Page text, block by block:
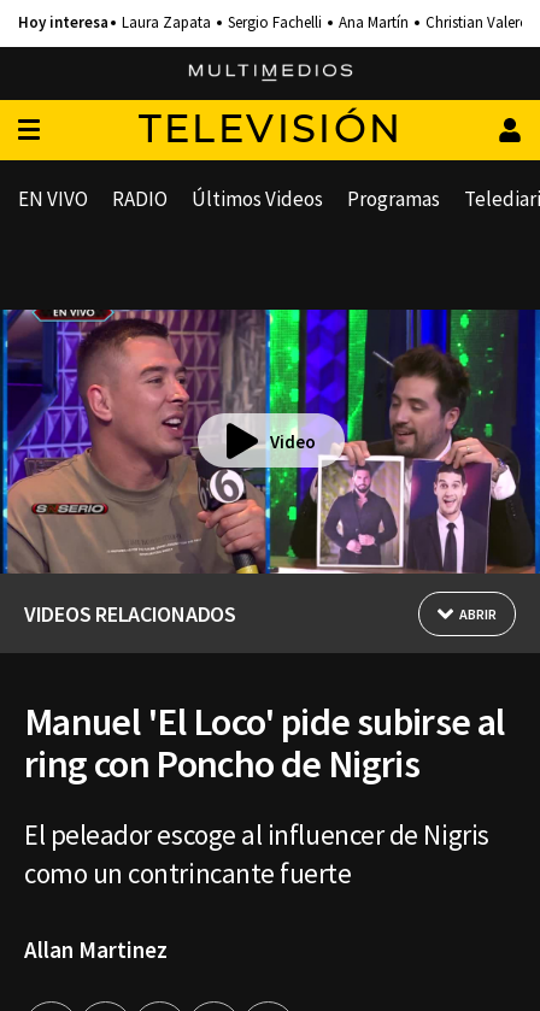
Laura Zapata Sergio Fachelli Ana Martín Christian Valero
TELEVISIÓN
EN VIVO RADIO Últimos Videos Programas
Video
VIDEOS RELACIONADOS ABRIR
Manuel 'El Loco' pide subirse al
ring con Poncho de Nigris
El peleador escoge al influencer de Nigris
como un contrincante fuerte
Allan Martinez